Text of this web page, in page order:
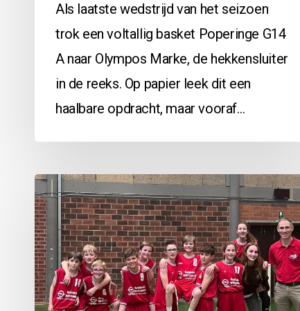
Als laatste wedstrijd van het seizoen
trok een voltallig basket Poperinge G14
A naar Olympos Marke, de hekkensluiter
in de reeks. Op papier leek dit een
haalbare opdracht, maar vooraf…
Wielsbeke
vs
G12A:
42-
99